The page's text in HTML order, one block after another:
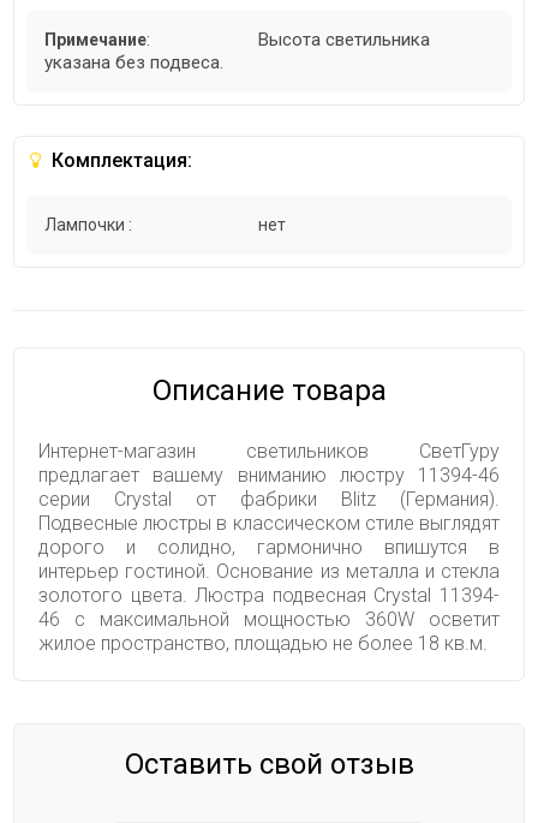
Примечание:
Высота светильника
указана без подвеса.
Комплектация:
Лампочки : нет
Описание товара
Интернет-магазин светильников СветГуру
предлагает вашему вниманию люстру 11394-46
серии Crystal от фабрики Blitz (Германия).
Подвесные люстры в классическом стиле выглядят
дорого и солидно, гармонично впишутся в
интерьер гостиной. Основание из металла и стекла
золотого цвета. Люстра подвесная Crystal 11394-
46 с максимальной мощностью 360W осветит
жилое пространство, площадью не более 18 кв.м.
Оставить свой отзыв